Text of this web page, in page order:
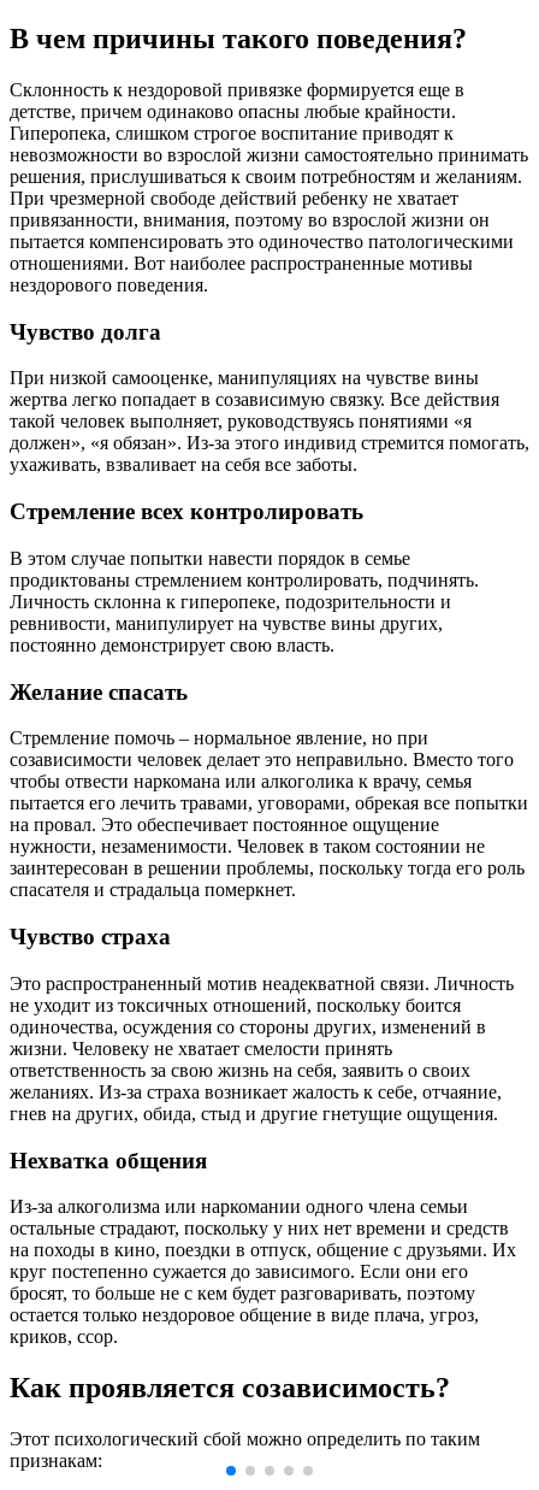
В чем причины такого поведения?
Склонность к нездоровой привязке формируется еще в
детстве, причем одинаково опасны любые крайности.
Гиперопека, слишком строгое воспитание приводят к
невозможности во взрослой жизни самостоятельно принимать
решения, прислушиваться к своим потребностям и желаниям.
При чрезмерной свободе действий ребенку не хватает
привязанности, внимания, поэтому во взрослой жизни он
пытается компенсировать это одиночество патологическими
отношениями. Вот наиболее распространенные мотивы
нездорового поведения.
Чувство долга
При низкой самооценке, манипуляциях на чувстве вины
жертва легко попадает в созависимую связку. Все действия
такой человек выполняет, руководствуясь понятиями «я
должен», «я обязан». Из-за этого индивид стремится помогать,
ухаживать, взваливает на себя все заботы.
Стремление всех контролировать
В этом случае попытки навести порядок в семье
продиктованы стремлением контролировать, подчинять.
Личность склонна к гиперопеке, подозрительности и
ревнивости, манипулирует на чувстве вины других,
постоянно демонстрирует свою власть.
Желание спасать
Стремление помочь – нормальное явление, но при
созависимости человек делает это неправильно. Вместо того
чтобы отвести наркомана или алкоголика к врачу, семья
пытается его лечить травами, уговорами, обрекая все попытки
на провал. Это обеспечивает постоянное ощущение
нужности, незаменимости. Человек в таком состоянии не
заинтересован в решении проблемы, поскольку тогда его роль
спасателя и страдальца померкнет.
Чувство страха
Это распространенный мотив неадекватной связи. Личность
не уходит из токсичных отношений, поскольку боится
одиночества, осуждения со стороны других, изменений в
жизни. Человеку не хватает смелости принять
ответственность за свою жизнь на себя, заявить о своих
желаниях. Из-за страха возникает жалость к себе, отчаяние,
гнев на других, обида, стыд и другие гнетущие ощущения.
Нехватка общения
Из-за алкоголизма или наркомании одного члена семьи
остальные страдают, поскольку у них нет времени и средств
на походы в кино, поездки в отпуск, общение с друзьями. Их
круг постепенно сужается до зависимого. Если они его
бросят, то больше не с кем будет разговаривать, поэтому
остается только нездоровое общение в виде плача, угроз,
криков, ссор.
Как проявляется созависимость?
Этот психологический сбой можно определить по таким
признакам: